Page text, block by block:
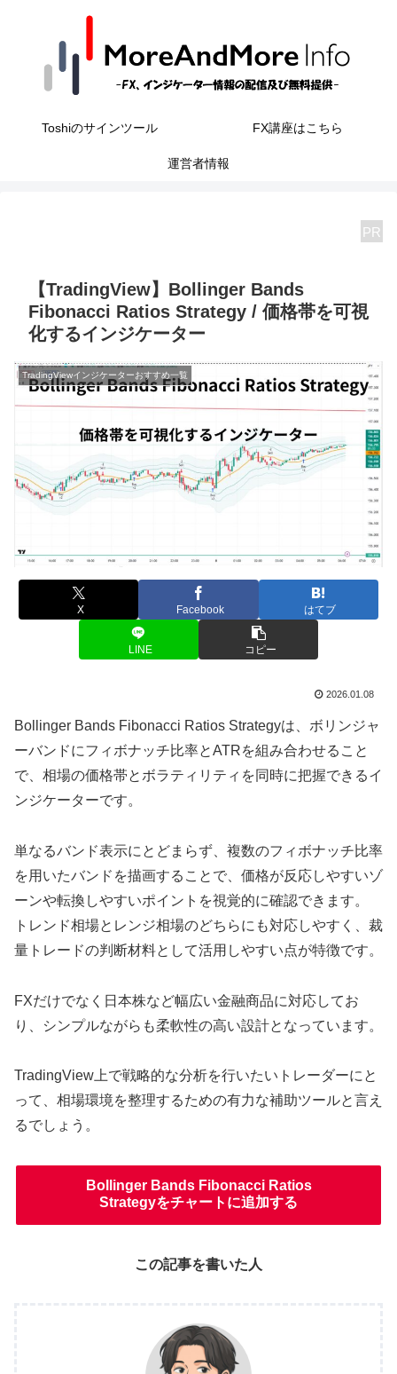
Toshiのサインツール FX講座はこちら
運営者情報
PR
【TradingView】Bollinger Bands
Fibonacci Ratios Strategy / 価格帯を可視
化するインジケーター
TradingViewインジケーターおすすめ一覧
X Facebook はてブ
LINE コピー
2026.01.08
Bollinger Bands Fibonacci Ratios Strategyは、ボリンジャ
ーバンドにフィボナッチ比率とATRを組み合わせること
で、相場の価格帯とボラティリティを同時に把握できるイ
ンジケーターです。
単なるバンド表示にとどまらず、複数のフィボナッチ比率
を用いたバンドを描画することで、価格が反応しやすいゾ
ーンや転換しやすいポイントを視覚的に確認できます。
トレンド相場とレンジ相場のどちらにも対応しやすく、裁
量トレードの判断材料として活用しやすい点が特徴です。
FXだけでなく日本株など幅広い金融商品に対応してお
り、シンプルながらも柔軟性の高い設計となっています。
TradingView上で戦略的な分析を行いたいトレーダーにと
って、相場環境を整理するための有力な補助ツールと言え
るでしょう。
Bollinger Bands Fibonacci Ratios
Strategyをチャートに追加する
この記事を書いた人